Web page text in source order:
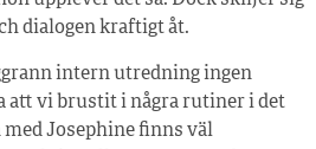
dialogen kraftigt åt.
intern utredning ingen
att vi brustit i några rutiner i det
Josephine finns väl